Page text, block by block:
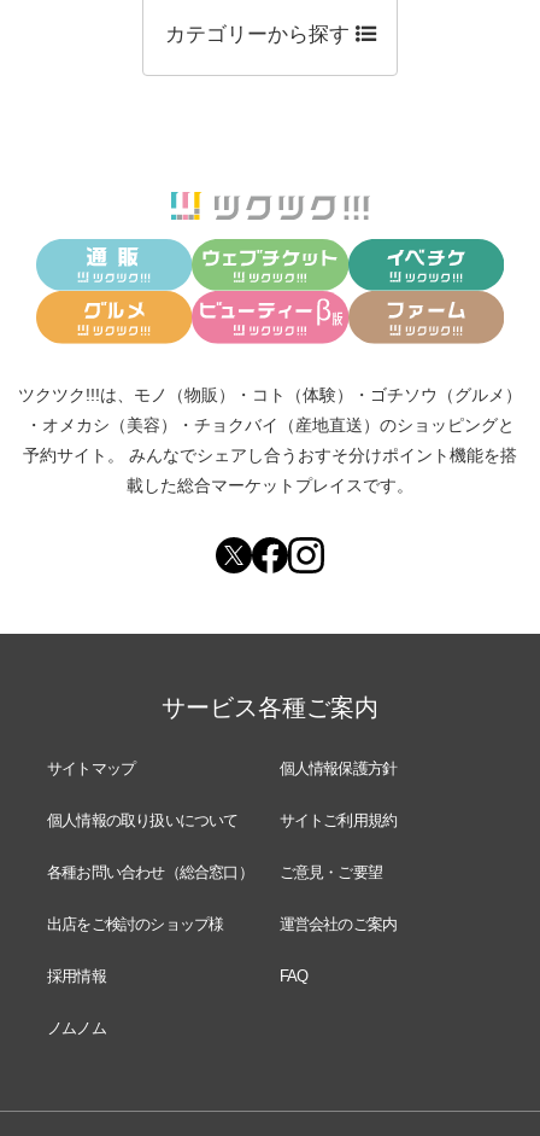
カテゴリーから探す
ツクツク!!!は、 モノ（物販） ・ コト（体験） ・ ゴチソウ（グルメ）
・ オメカシ（美容） ・ チョクバイ（産地直送） のショッピングと
予約サイト。
みんなでシェアし合う おすそ分けポイント機能を搭
載した総合マーケットプレイスです。
サービス各種ご案内
サイトマップ 個人情報保護方針
個人情報の取り扱いについて サイトご利用規約
各種お問い合わせ（総合窓口） ご意見・ご要望
出店をご検討のショップ様 運営会社のご案内
採用情報 FAQ
ノムノム